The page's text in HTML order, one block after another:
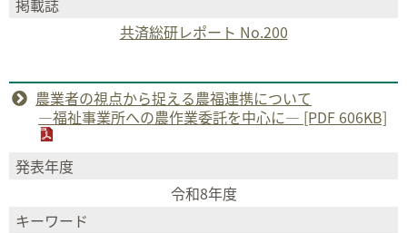
共済総研レポート No.200
農業者の視点から捉える農福連携について
―福祉事業所への農作業委託を中心に― [PDF 606KB]
発表年度
令和8年度
キーワード